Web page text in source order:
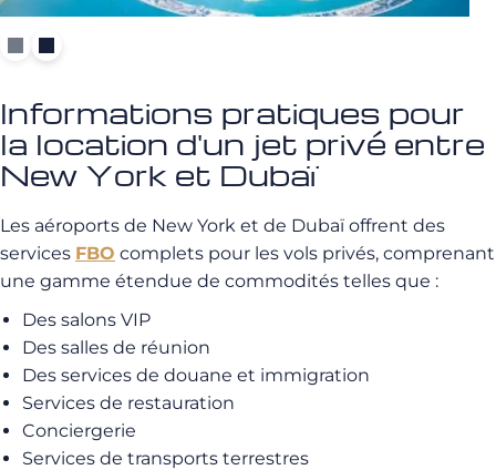
Informations pratiques pour
la location d'un jet privé entre
New York et Dubaï
Les aéroports de New York et de Dubaï offrent des
services FBO complets pour les vols privés, comprenant
une gamme étendue de commodités telles que :
Des salons VIP
Des salles de réunion
Des services de douane et immigration
Services de restauration
Conciergerie
Services de transports terrestres